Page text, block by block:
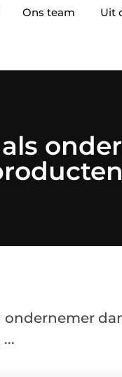
Ons team Uit
ondernemer